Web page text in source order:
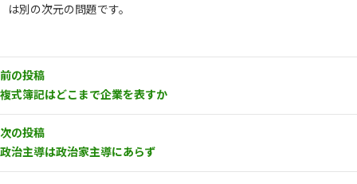
は別の次元の問題です。
前の投稿
複式簿記はどこまで企業を表すか
次の投稿
政治主導は政治家主導にあらず